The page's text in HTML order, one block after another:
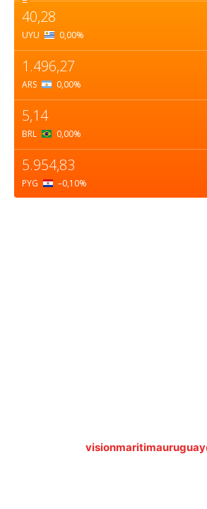
40,28
UYU 0,00%
1.496,27
ARS 0,00%
5,14
BRL 0,00%
5.954,83
PYG –0,10%